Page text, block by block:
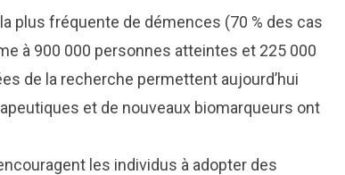
plus fréquente de démences (70 % des cas
à 900 000 personnes atteintes et 225 000
de la recherche permettent aujourd’hui
et de nouveaux biomarqueurs ont
les individus à adopter des